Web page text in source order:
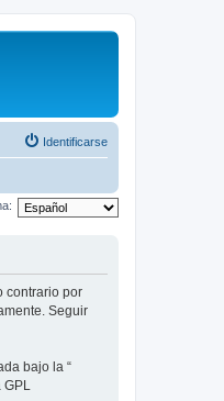
Identificarse
contrario por
Seguir
bajo la “
GPL